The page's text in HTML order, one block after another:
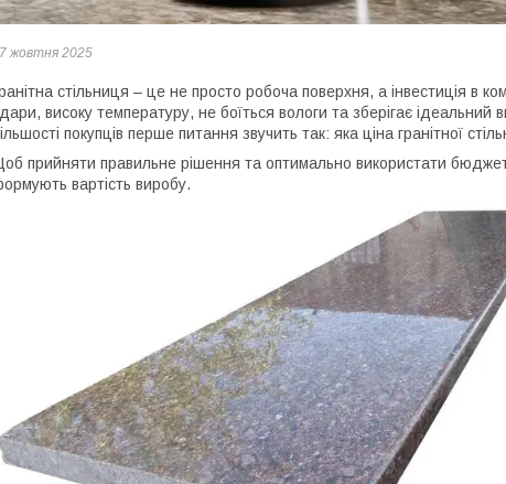
жовтня 2025
стільниця – це не просто робоча поверхня, а інвестиція в
високу температуру, не боїться вологи та зберігає ідеальний
покупців перше питання звучить так: яка ціна гранітної
прийняти правильне рішення та оптимально використати
вартість виробу.